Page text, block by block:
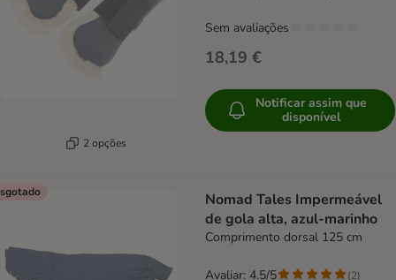
2 opções
18,19 €
Sem avaliações
Notificar assim que
disponível
Nomad Tales Impermeável
de gola alta, azul-marinho
Comprimento dorsal 125 cm
Avaliar: 4.5/5 (2)